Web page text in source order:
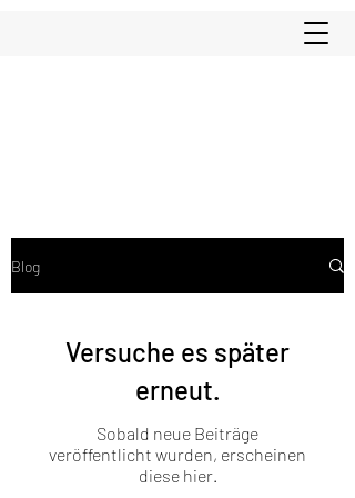
Blog
Versuche es später
erneut.
Sobald neue Beiträge
veröffentlicht wurden, erscheinen
diese hier.